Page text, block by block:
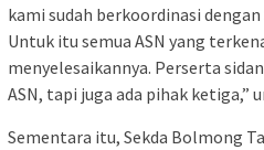
kami sudah berkoordinasi dengan
Untuk itu semua ASN yang
menyelesaikannya. Perserta
ASN, tapi juga ada pihak ketiga,”
Sementara itu, Sekda Bolmong